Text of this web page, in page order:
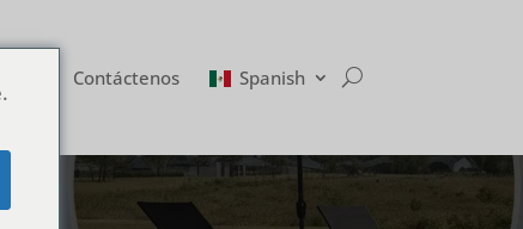
Contáctenos Spanish